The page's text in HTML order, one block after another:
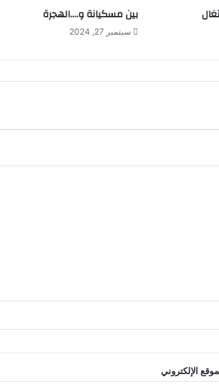
بين مسكيانة و….الهجرة
سبتمبر 27, 2024
الإلكتروني